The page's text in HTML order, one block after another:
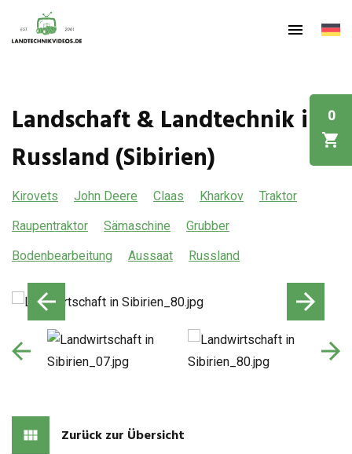
0
Landschaft & Landtechnik in
Russland (Sibirien)
Kirovets John Deere Claas Kharkov
Traktor
Raupentraktor
Sämaschine
Grubber
Bodenbearbeitung
Aussaat Russland
Zurück zur Übersicht